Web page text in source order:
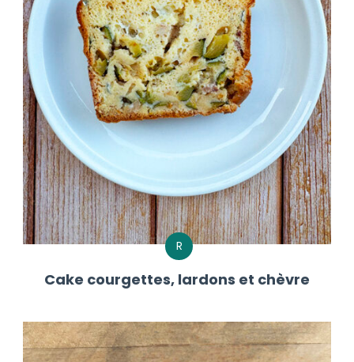
R
Cake courgettes, lardons et chèvre